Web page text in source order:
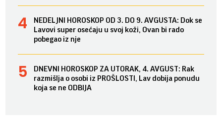
NEDELJNI HOROSKOP OD 3. DO 9. AVGUSTA: Dok se
Lavovi super osećaju u svoj koži, Ovan bi rado
pobegao iz nje
DNEVNI HOROSKOP ZA UTORAK, 4. AVGUST: Rak
razmišlja o osobi iz PROŠLOSTI, Lav dobija ponudu
koja se ne ODBIJA